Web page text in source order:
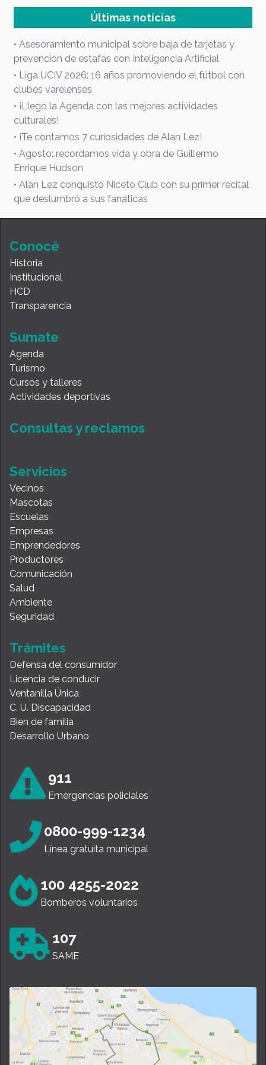
Últimas noticias
• Asesoramiento municipal sobre baja de tarjetas y
prevención de estafas con Inteligencia Artificial
• Liga UCIV 2026: 16 años promoviendo el fútbol con
clubes varelenses
• ¡Llegó la Agenda con las mejores actividades
culturales!
• ¡Te contamos 7 curiosidades de Alan Lez!
• Agosto: recordamos vida y obra de Guillermo
Enrique Hudson
• Alan Lez conquistó Niceto Club con su primer recital
que deslumbró a sus fanáticas
Conocé
Historia
Institucional
HCD
Transparencia
Sumate
Agenda
Turismo
Cursos y talleres
Actividades deportivas
Consultas y reclamos
Servicios
Vecinos
Mascotas
Escuelas
Empresas
Emprendedores
Productores
Comunicación
Salud
Ambiente
Seguridad
Trámites
Defensa del consumidor
Licencia de conducir
Ventanilla Única
C. U. Discapacidad
Bien de familia
Desarrollo Urbano
911
Emergencias policiales
0800-999-1234
Línea gratuita municipal
100 4255-2022
Bomberos voluntarios
107
SAME